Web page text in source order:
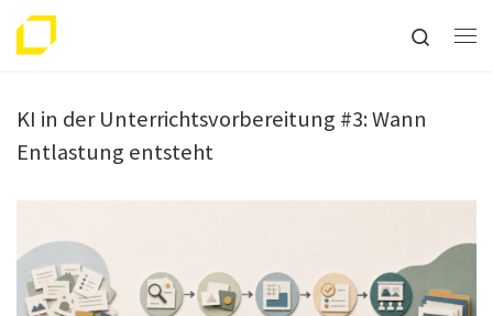
Search
KI in der Unterrichtsvorbereitung #3: Wann
Entlastung entsteht